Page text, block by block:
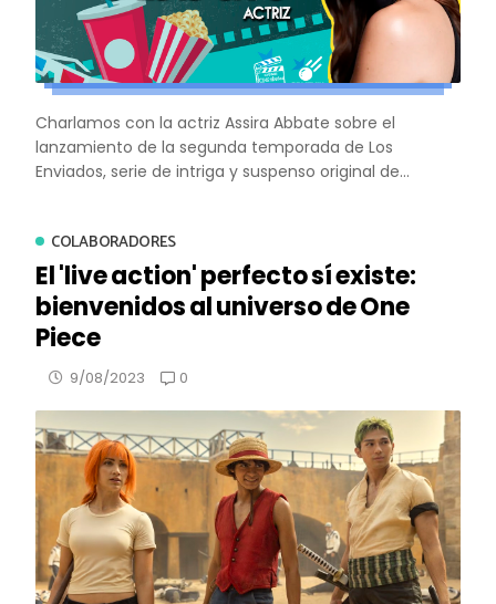
Charlamos con la actriz Assira Abbate sobre el
lanzamiento de la segunda temporada de Los
Enviados, serie de intriga y suspenso original de...
COLABORADORES
El 'live action' perfecto sí existe:
bienvenidos al universo de One
Piece
9/08/2023 0